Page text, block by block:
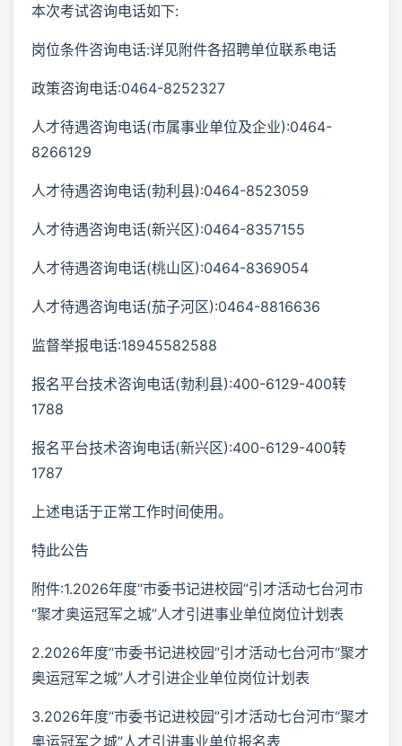
本次考试咨询电话如下:
岗位条件咨询电话:详见附件各招聘单位联系电话
政策咨询电话:0464-8252327
人才待遇咨询电话(市属事业单位及企业):0464-
8266129
人才待遇咨询电话(勃利县):0464-8523059
人才待遇咨询电话(新兴区):0464-8357155
人才待遇咨询电话(桃山区):0464-8369054
人才待遇咨询电话(茄子河区):0464-8816636
监督举报电话:18945582588
报名平台技术咨询电话(勃利县):400-6129-400转
1788
报名平台技术咨询电话(新兴区):400-6129-400转
1787
上述电话于正常工作时间使用。
特此公告
附件:1.2026年度“市委书记进校园”引才活动七台河市
“聚才奥运冠军之城”人才引进事业单位岗位计划表
2.2026年度“市委书记进校园”引才活动七台河市“聚才
奥运冠军之城”人才引进企业单位岗位计划表
3.2026年度“市委书记进校园”引才活动七台河市“聚才
奥运冠军之城”人才引进事业单位报名表